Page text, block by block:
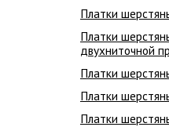
Платки
Платки
двухниточной
Платки
Платки
Платки